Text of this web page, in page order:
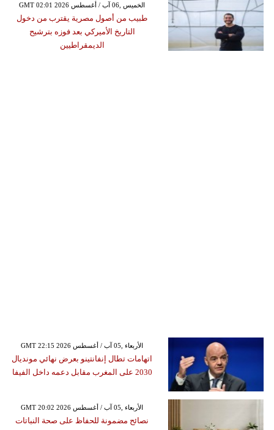
GMT 02:01 2026 الخميس ,06 آب / أغسطس
طبيب من أصول مصرية يقترب من دخول
التاريخ الأميركي بعد فوزه بترشيح
الديمقراطيين
GMT 22:15 2026 الأربعاء ,05 آب / أغسطس
اتهامات تطال إنفانتينو بعرض نهائي مونديال
2030 على المغرب مقابل دعمه داخل الفيفا
GMT 20:02 2026 الأربعاء ,05 آب / أغسطس
نصائح مضمونة للحفاظ على صحة النباتات